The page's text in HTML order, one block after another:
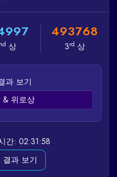
997
nd 상
493768
3rd 상
과 보기
& 위로상
간: 02:31:58
결과 보기